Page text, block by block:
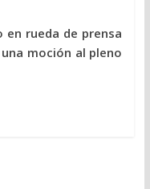
en rueda de prensa
moción al pleno